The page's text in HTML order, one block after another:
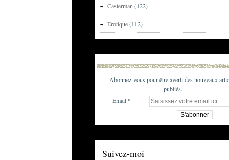
Casterman (122)
Erotique(112)
Abonnez-vous pour être averti des nouveaux
publiés.
Email
Suivez-moi